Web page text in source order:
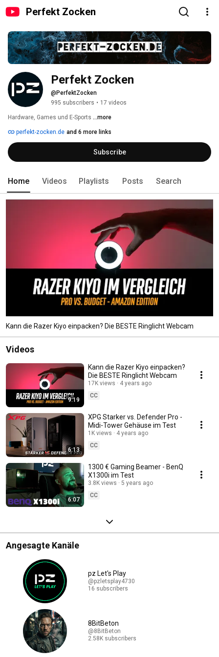
Perfekt Zocken
Perfekt Zocken
@PerfektZocken
995 subscribers • 17 videos
Hardware, Games und E-Sports ...more
perfekt-zocken.de and 6 more links
Subscribe
Home Videos Playlists Posts Search
Kann die Razer Kiyo einpacken? Die BESTE Ringlicht Webcam
Videos
9:19
Kann die Razer Kiyo einpacken?
Die BESTE Ringlicht Webcam
17K views
4 years ago
CC
6:13
XPG Starker vs. Defender Pro -
Midi-Tower Gehäuse im Test
1K views
4 years ago
CC
6:07
1300 € Gaming Beamer - BenQ
X1300i im Test
3.8K views
5 years ago
CC
Angesagte Kanäle
pz Let's Play
@pzletsplay4730
16 subscribers
8BitBeton
@8BitBeton
2.58K subscribers